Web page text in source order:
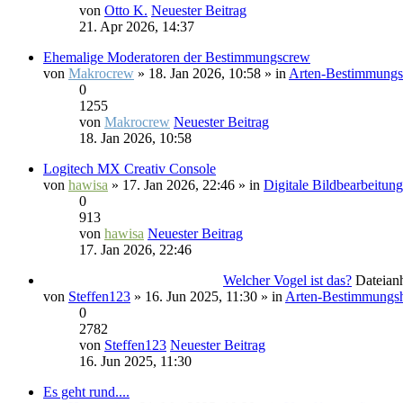
von Otto K. Neuester Beitrag
21. Apr 2026, 14:37
Ehemalige Moderatoren der Bestimmungscrew
von Makrocrew » 18. Jan 2026, 10:58 » in Arten-
0
1255
von Makrocrew Neuester Beitrag
18. Jan 2026, 10:58
Logitech MX Creativ Console
von hawisa » 17. Jan 2026, 22:46 » in Digitale Bildbearbeitung
0
913
von hawisa Neuester Beitrag
17. Jan 2026, 22:46
Welcher Vogel ist das?
von Steffen123 » 16. Jun 2025, 11:30 » in Arten-
0
2782
von Steffen123 Neuester Beitrag
16. Jun 2025, 11:30
Es geht rund....